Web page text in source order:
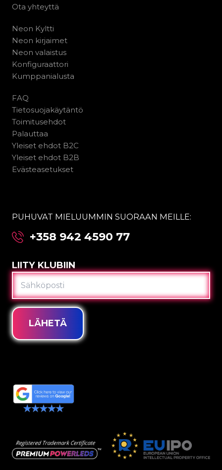
Ota yhteyttä
Neon Kyltti
Neon kirjaimet
Neon valaistus
Konfiguraattori
Kumppanialusta
FAQ
Tietosuojakäytäntö
Toimitusehdot
Palauttaa
Yleiset ehdot B2C
Yleiset ehdot B2B
Evästeasetukset
PUHUVAT MIELUUMMIN SUORAAN MEILLE:
+358 942 4590 77
LIITY KLUBIIN
SÄHKÖPOSTI
LÄHETÄ